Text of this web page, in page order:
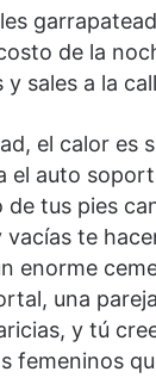
de la
sales a la
el calor es
el auto
tus pies
vacías te
enorme
una
y tú
femeninos